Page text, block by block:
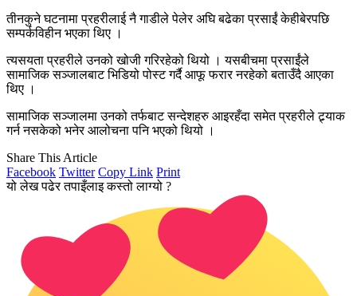
तीनकुने घटनामा प्रहरीलाई नै गाडीले पेलेर अघि बढेका प्रसाईं केहीबेरपछि
सम्पर्कविहीन भएका थिए ।
त्यसयता प्रहरीले उनको खोजी गरिरहेको थियो । यसबीचमा प्रसाईंले
सामाजिक सञ्जालबाट भिडियो पोस्ट गर्दै आफू फरार नरहेको बताउँदै आएका
थिए ।
सामाजिक सञ्जालमा उनको तर्फबाट सन्देशहरु आइरहँदा समेत प्रहरीले ट्र्याक
गर्न नसकेको भनेर आलोचना पनि भएको थियो ।
Share This Article
Facebook Twitter Copy Link Print
यो लेख पढेर तपाइँलाइ कस्तो लाग्यो ?